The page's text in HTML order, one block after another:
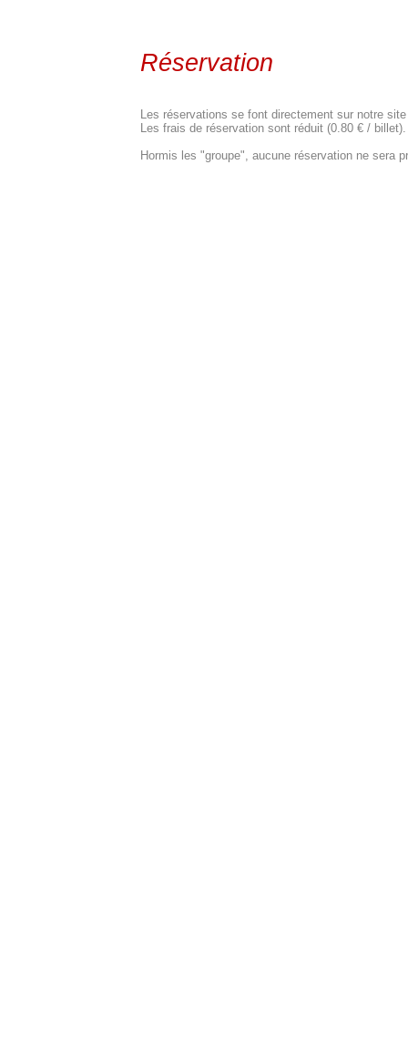
Réservation
Les réservations se font directement sur notre
Les frais de réservation sont réduit (0.80 € / billet).
Hormis les "groupe", aucune réservation ne sera